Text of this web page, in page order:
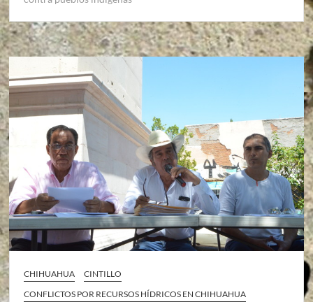
CHIHUAHUA
CINTILLO
CONFLICTOS POR RECURSOS HÍDRICOS EN CHIHUAHUA